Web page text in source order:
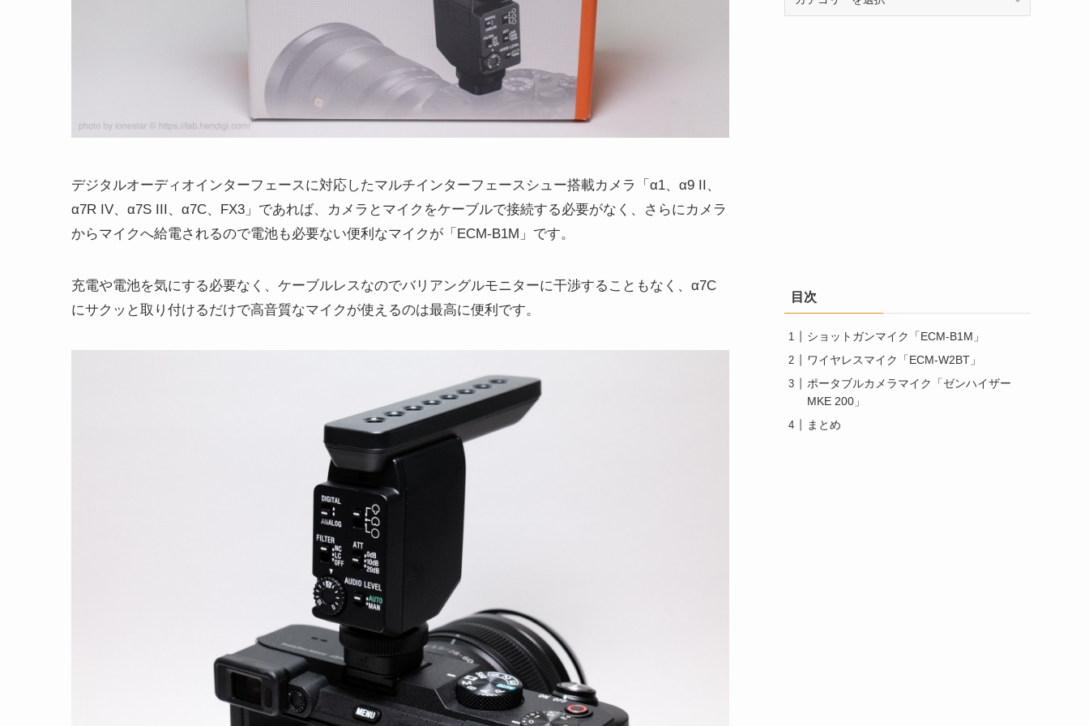
デジタルオーディオインターフェースに対応したマルチインターフェースシュー搭載カメラ「α1、α9 II、
α7R IV、α7S III、α7C、FX3」であれば、カメラとマイクをケーブルで接続する必要がなく、さらにカメラ
からマイクへ給電されるので電池も必要ない便利なマイクが「ECM-B1M」です。
充電や電池を気にする必要なく、ケーブルレスなのでバリアングルモニターに干渉することもなく、α7C
にサクッと取り付けるだけで高音質なマイクが使えるのは最高に便利です。
目次
ショットガンマイク「ECM-B1M」
ワイヤレスマイク「ECM-W2BT」
ポータブルカメラマイク「ゼンハイザー
MKE 200」
まとめ